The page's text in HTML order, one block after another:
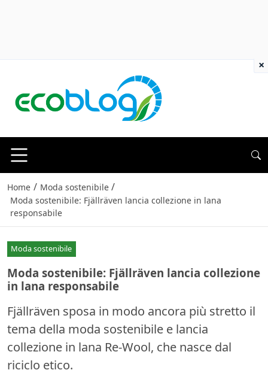
Home / Moda sostenibile /
Moda sostenibile: Fjällräven lancia collezione in lana
responsabile
Moda sostenibile
Moda sostenibile: Fjällräven lancia collezione
in lana responsabile
Fjällräven sposa in modo ancora più stretto il
tema della moda sostenibile e lancia
collezione in lana Re-Wool, che nasce dal
riciclo etico.
×